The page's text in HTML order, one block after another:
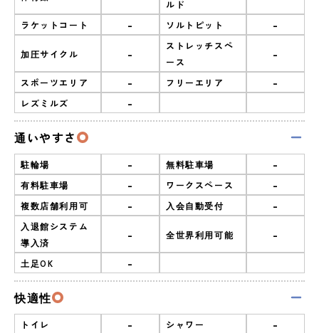
ルド
ラケットコート - ソルトピット -
加圧サイクル -
ストレッチスペ
ース
-
スポーツエリア - フリーエリア -
レズミルズ -
通いやすさ
駐輪場 - 無料駐車場 -
有料駐車場 - ワークスペース -
複数店舗利用可 - 入会自動受付 -
入退館システム
導入済
- 全世界利用可能 -
土足OK -
快適性
トイレ - シャワー -